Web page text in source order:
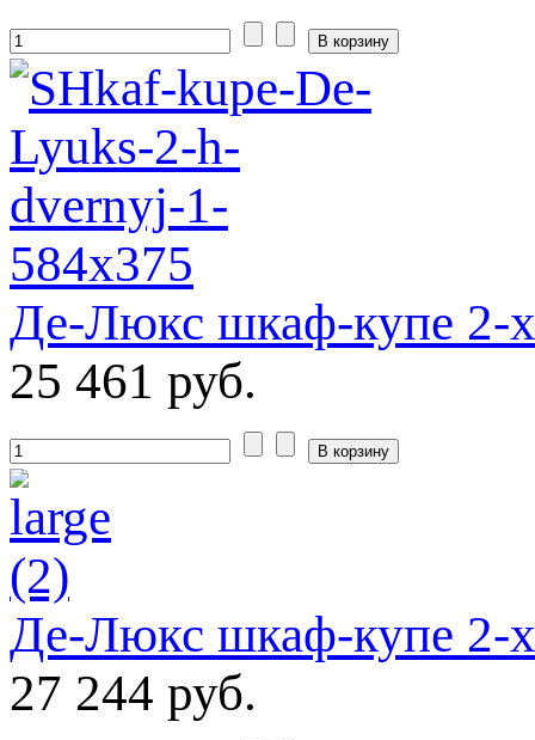
Де-Люкс шкаф-купе 2-
25 461 руб.
Де-Люкс шкаф-купе 2-
27 244 руб.